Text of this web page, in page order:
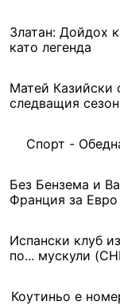
Златан: Дойдох
като легенда
Матей Казийски
следващия сезон
Спорт -
Без Бензема и
Франция за
Испански клуб
по... мускули
Коутиньо е